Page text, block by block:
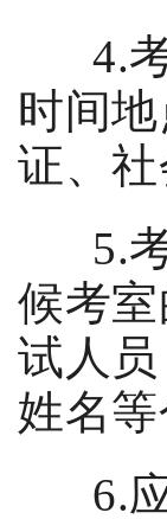
4.
时间
证、
5.
候考
试人
姓名等
6.